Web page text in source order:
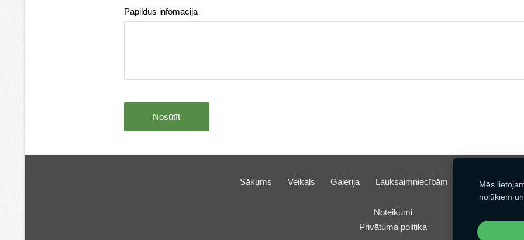
Papildus infomācija
Sākums Veikals Galerija Lauksaimniecībām Kontakti
Noteikumi
Privātuma politika
Mēs
nolūkiem